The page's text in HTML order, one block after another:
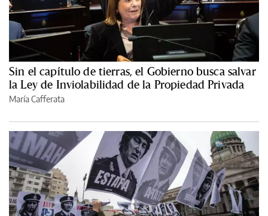
Sin el capítulo de tierras, el Gobierno busca salvar
la Ley de Inviolabilidad de la Propiedad Privada
María Cafferata